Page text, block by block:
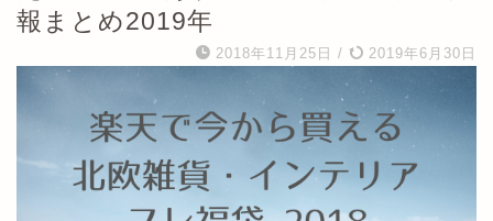
報まとめ2019年
2018年11月25日 / 2019年6月30日